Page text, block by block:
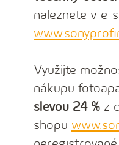
naleznete v e-
Využijte
nákupu
slevou 24 % z
shopu